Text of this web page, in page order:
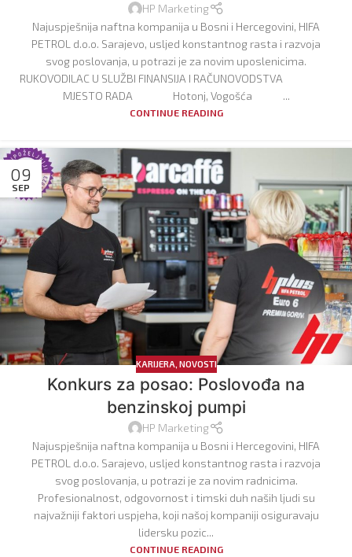
HP Marketing
Najuspješnija naftna kompanija u Bosni i Hercegovini, HIFA
PETROL d.o.o. Sarajevo, usljed konstantnog rasta i razvoja
svog poslovanja, u potrazi je za novim uposlenicima.
RUKOVODILAC U SLUŽBI FINANSIJA I RAČUNOVODSTVA
MJESTO RADA Hotonj, Vogošća ...
CONTINUE READING
09
SEP
KARIJERA NOVOSTI
Konkurs za posao: Poslovođa na
benzinskoj pumpi
HP Marketing
Najuspješnija naftna kompanija u Bosni i Hercegovini, HIFA
PETROL d.o.o. Sarajevo, usljed konstantnog rasta i razvoja
svog poslovanja, u potrazi je za novim radnicima.
Profesionalnost, odgovornost i timski duh naših ljudi su
najvažniji faktori uspjeha, koji našoj kompaniji osiguravaju
lidersku pozic...
CONTINUE READING